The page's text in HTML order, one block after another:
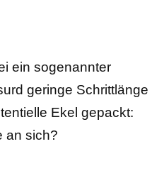
ein sogenannter
geringe Schrittlänge
Ekel gepackt:
an sich?